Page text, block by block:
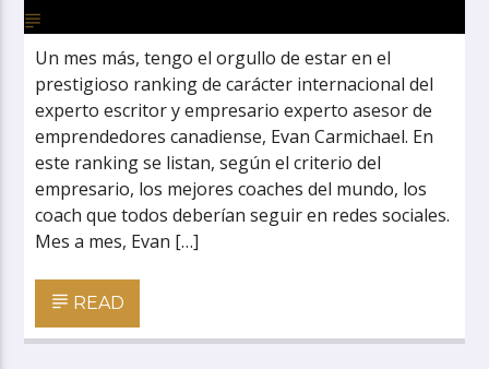
Un mes más, tengo el orgullo de estar en el
prestigioso ranking de carácter internacional del
experto escritor y empresario experto asesor de
emprendedores canadiense, Evan Carmichael. En
este ranking se listan, según el criterio del
empresario, los mejores coaches del mundo, los
coach que todos deberían seguir en redes sociales.
Mes a mes, Evan […]
READ